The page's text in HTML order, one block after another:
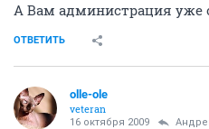
А Вам администрация уже
ОТВЕТИТЬ
olle-ole
veteran
16 октября 2009